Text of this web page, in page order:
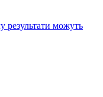
результати можуть